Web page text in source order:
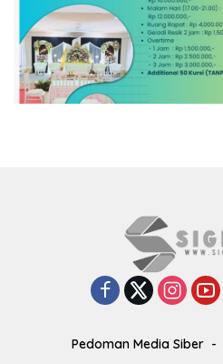
Pedoman Media Siber